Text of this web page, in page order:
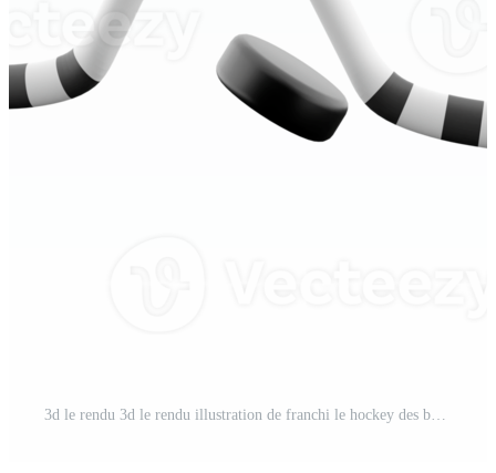
3d le rendu 3d le rendu illustration de franchi le hockey des bâtons et palet. hiver des sports équipe championnat concept. 3d traverser le hockey des bâtons et palet icône. PNG Pro